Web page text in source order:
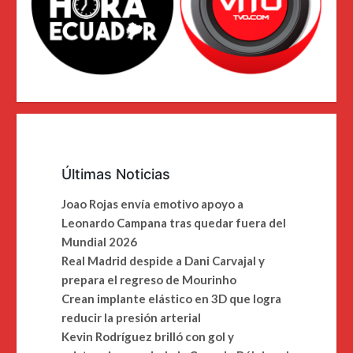
Últimas Noticias
Joao Rojas envía emotivo apoyo a
Leonardo Campana tras quedar fuera del
Mundial 2026
Real Madrid despide a Dani Carvajal y
prepara el regreso de Mourinho
Crean implante elástico en 3D que logra
reducir la presión arterial
Kevin Rodríguez brilló con gol y